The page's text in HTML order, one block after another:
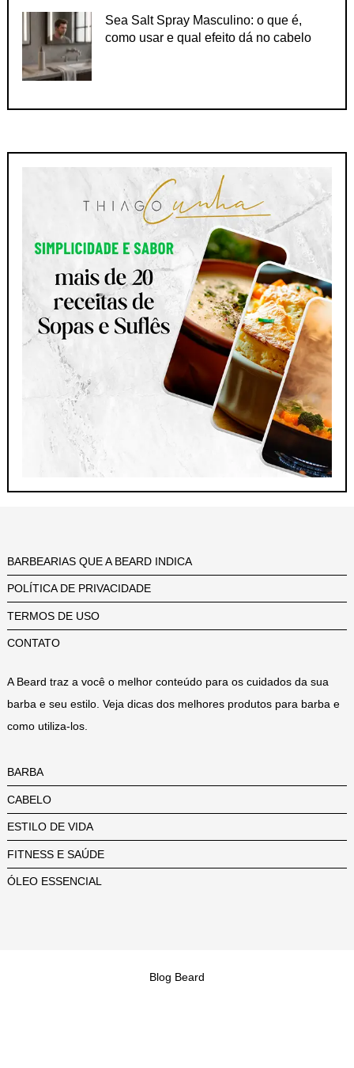
Sea Salt Spray Masculino: o que é,
como usar e qual efeito dá no cabelo
BARBEARIAS QUE A BEARD INDICA
POLÍTICA DE PRIVACIDADE
TERMOS DE USO
CONTATO
A Beard traz a você o melhor conteúdo para os cuidados da sua
barba e seu estilo. Veja dicas dos melhores produtos para barba e
como utiliza-los.
BARBA
CABELO
ESTILO DE VIDA
FITNESS E SAÚDE
ÓLEO ESSENCIAL
Blog Beard